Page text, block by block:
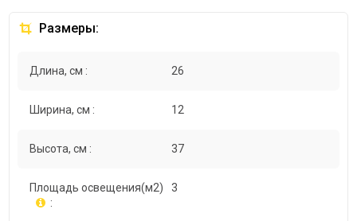
Размеры:
Длина, см : 26
Ширина, см : 12
Высота, см : 37
Площадь освещения(м2)
:
3